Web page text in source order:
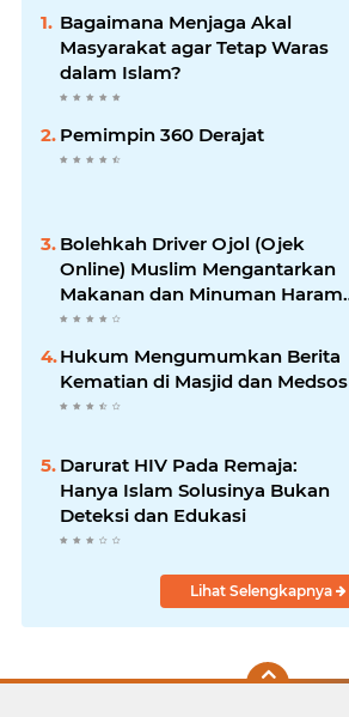
Bagaimana Menjaga Akal
Masyarakat agar Tetap Waras
dalam Islam?
Pemimpin 360 Derajat
Bolehkah Driver Ojol (Ojek
Online) Muslim Mengantarkan
Makanan dan Minuman Haram
ke Pelanggan?
Hukum Mengumumkan Berita
Kematian di Masjid dan Medsos
Darurat HIV Pada Remaja:
Hanya Islam Solusinya Bukan
Deteksi dan Edukasi
Lihat Selengkapnya